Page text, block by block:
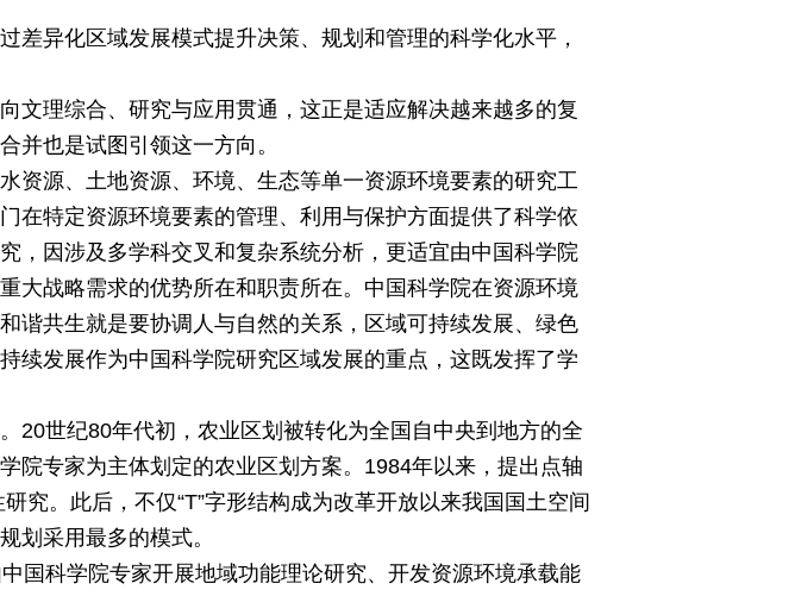
异化区域发展模式提升决策、规划和管理的科学化水平，
文理综合、研究与应用贯通，这正是适应解决越来越多的复
并也是试图引领这一方向。
资源、土地资源、环境、生态等单一资源环境要素的研究工
在特定资源环境要素的管理、利用与保护方面提供了科学依
，因涉及多学科交叉和复杂系统分析，更适宜由中国科学院
大战略需求的优势所在和职责所在。中国科学院在资源环境
谐共生就是要协调人与自然的关系，区域可持续发展、绿色
续发展作为中国科学院研究区域发展的重点，这既发挥了学
20世纪80年代初，农业区划被转化为全国自中央到地方的全
院专家为主体划定的农业区划方案。1984年以来，提出点轴
究。此后，不仅“T”字形结构成为改革开放以来我国国土空间
划采用最多的模式。
国科学院专家开展地域功能理论研究、开发资源环境承载能